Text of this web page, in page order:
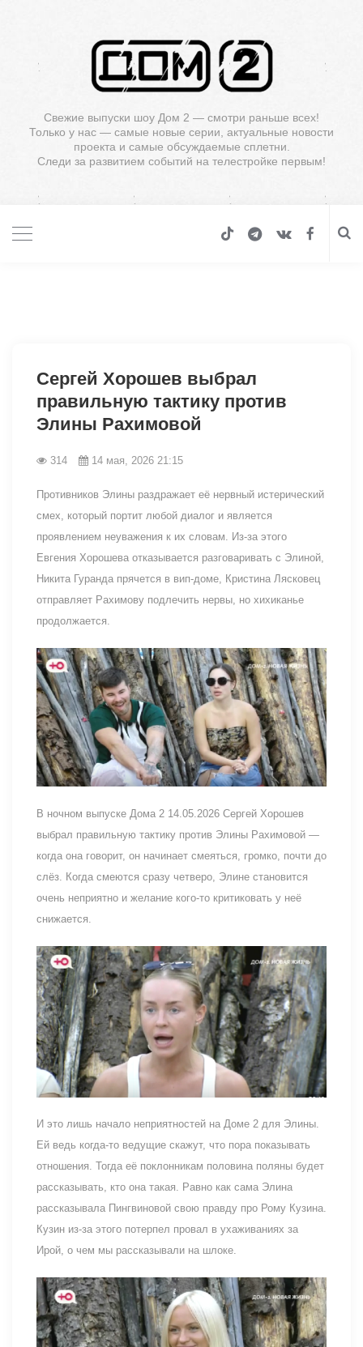
Свежие выпуски шоу Дом 2 — смотри раньше всех!
Только у нас — самые новые серии, актуальные новости
проекта и самые обсуждаемые сплетни.
Следи за развитием событий на телестройке первым!
Сергей Хорошев выбрал
правильную тактику против
Элины Рахимовой
314 14 мая, 2026 21:15
Противников Элины раздражает её нервный истерический
смех, который портит любой диалог и является
проявлением неуважения к их словам. Из-за этого
Евгения Хорошева отказывается разговаривать с Элиной,
Никита Гуранда прячется в вип-доме, Кристина Лясковец
отправляет Рахимову подлечить нервы, но хихиканье
продолжается.
В ночном выпуске Дома 2 14.05.2026 Сергей Хорошев
выбрал правильную тактику против Элины Рахимовой —
когда она говорит, он начинает смеяться, громко, почти до
слёз. Когда смеются сразу четверо, Элине становится
очень неприятно и желание кого-то критиковать у неё
снижается.
И это лишь начало неприятностей на Доме 2 для Элины.
Ей ведь когда-то ведущие скажут, что пора показывать
отношения. Тогда её поклонникам половина поляны будет
рассказывать, кто она такая. Равно как сама Элина
рассказывала Пингвиновой свою правду про Рому Кузина.
Кузин из-за этого потерпел провал в ухаживаниях за
Ирой, о чем мы рассказывали на шлоке.